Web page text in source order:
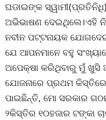
ଘଡାଇଙ୍କ
ଅଭିଭାଷଣ ଦେଇଥିଲେ।ଏହି
ନବୀନ ପଟ୍ଟନାୟକ
ଯେ ଆପନମାନେ ବହୁ
ଅପେକ୍ଷା କରିଥିବାରୁ ମୁଁ ଖୁସି
ଯୋଜନାରେ ପ୍ରଥମ
ପାଇଛିନ୍ତି, ମୋ ସରକାର
୨କିସ୍ତିର ୧୦ହଜାର ଟଙ୍କା